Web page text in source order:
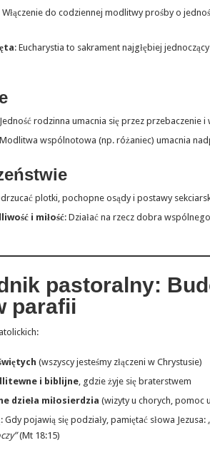
Włączenie do codziennej modlitwy prośby o
: Eucharystia to sakrament najgłębiej
rodzinna umacnia się przez przebaczenie
wspólnotowa (np. różaniec) umacnia
plotki, pochopne osądy i postawy
i miłość: Działać na rzecz dobra
pastoralny:
parafii
(wszyscy jesteśmy złączeni w Chrystusie)
i biblijne, gdzie żyje się braterstwem
dzieła miłosierdzia (wizyty u chorych, pomoc
: Gdy pojawią się podziały, pamiętać słowa Jezusa:
(Mt 18:15)